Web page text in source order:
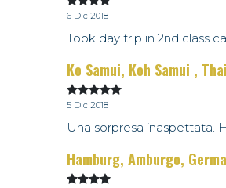
6 Dic 2018
Took day trip in 2nd class
Ko Samui, Koh Samui ,
5 Dic 2018
Una sorpresa inaspettata.
Hamburg, Amburgo,